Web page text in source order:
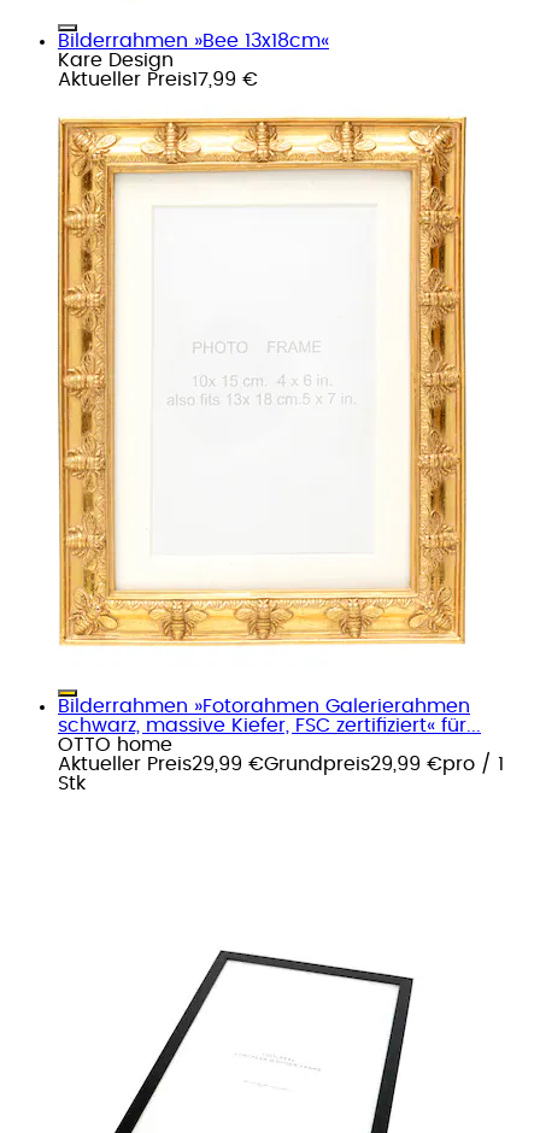
Bilderrahmen »Bee 13x18cm«
Kare Design
Aktueller Preis17,99 €
Bilderrahmen »Fotorahmen Galerierahmen
schwarz, massive Kiefer, FSC zertifiziert« für...
OTTO home
Aktueller Preis29,99 €Grundpreis29,99 €pro / 1
Stk